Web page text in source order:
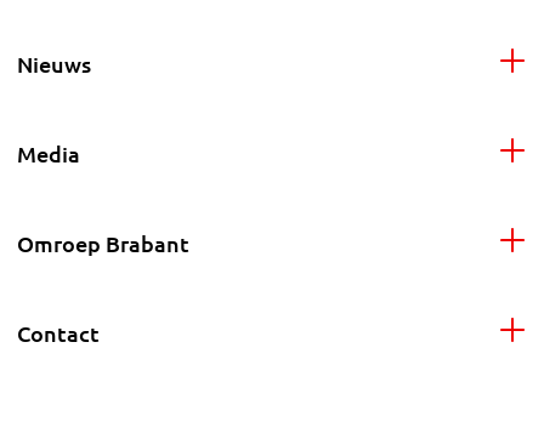
Nieuws
Media
Omroep Brabant
Contact